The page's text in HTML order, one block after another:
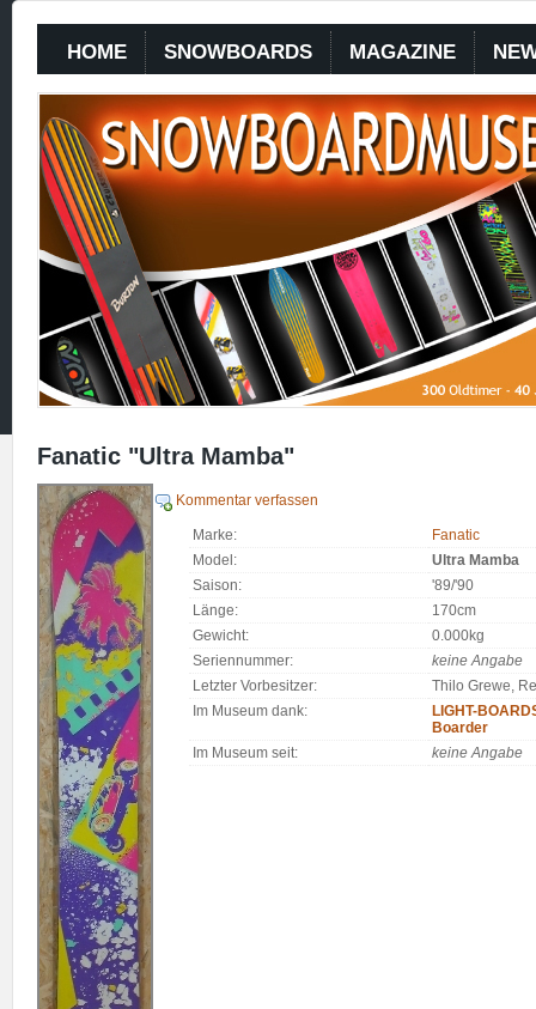
HOME SNOWBOARDS MAGAZINE
Fanatic "Ultra Mamba"
Kommentar verfassen
Marke:
Fanatic
Model:
Ultra Mamba
Saison:
'89/'90
Länge:
170cm
Gewicht:
0.000kg
Seriennummer:
keine Angabe
Letzter Vorbesitzer:
Thilo Grewe,
Im Museum dank:
LIGHT-
Boarder
Im Museum seit:
keine Angabe